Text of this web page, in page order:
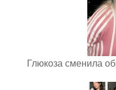
Глюкоза сменила